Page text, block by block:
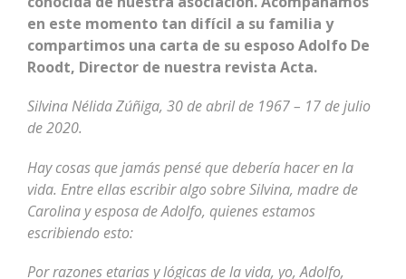
en este momento tan difícil a su familia y
compartimos una carta de su esposo Adolfo De
Roodt, Director de nuestra revista Acta.
Silvina Nélida Zúñiga, 30 de abril de 1967 – 17 de julio
de 2020.
Hay cosas que jamás pensé que debería hacer en la
vida. Entre ellas escribir algo sobre Silvina, madre de
Carolina y esposa de Adolfo, quienes estamos
escribiendo esto:
Por razones etarias y lógicas de la vida, yo, Adolfo,